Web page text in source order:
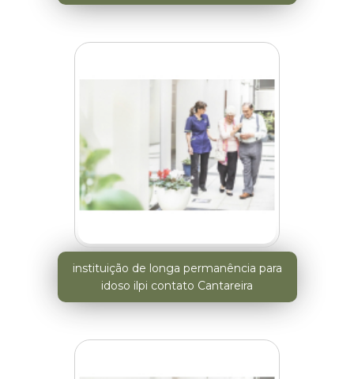
instituição de longa permanência para
idoso ilpi contato Cantareira